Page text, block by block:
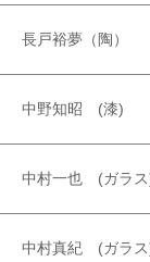
長戸裕夢（陶）
中野知昭 (漆)
中村一也 (ガラ
中村真紀 (ガラ